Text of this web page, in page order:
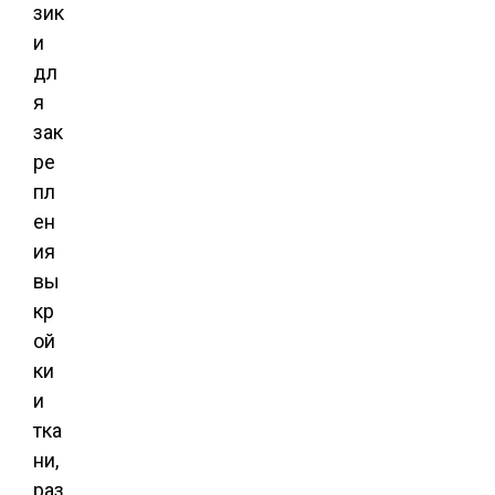
зик
и
дл
я
зак
ре
пл
ен
ия
вы
кр
ой
ки
и
тка
ни,
раз